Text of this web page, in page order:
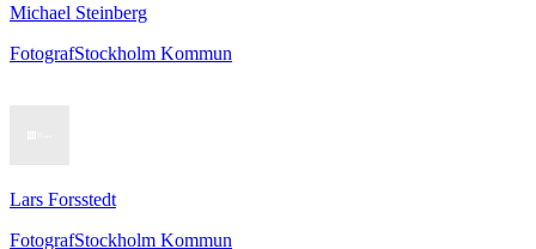
Michael Steinberg
FotografStockholm Kommun
Lars Forsstedt
FotografStockholm Kommun